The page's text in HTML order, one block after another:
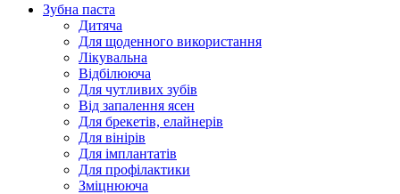
Зубна паста
Дитяча
Для щоденного використання
Лікувальна
Відбілююча
Для чутливих зубів
Від запалення ясен
Для брекетів, елайнерів
Для вінірів
Для імплантатів
Для профілактики
Зміцнююча